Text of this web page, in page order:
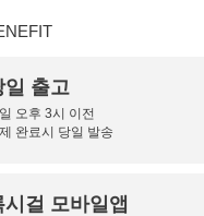
일 출고
오후 3시 이전
완료시 당일 발송
시걸 모바일앱